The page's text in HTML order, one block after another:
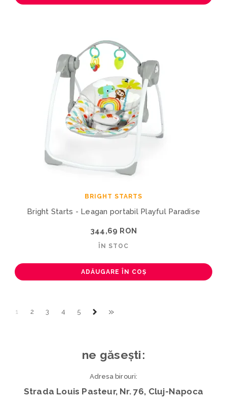
BRIGHT STARTS
Bright Starts - Leagan portabil Playful Paradise
344,69 RON
ÎN STOC
ADĂUGARE ÎN COȘ
1 2 3 4 5 »
ne găsești:
Adresa birouri:
Strada Louis Pasteur, Nr. 76, Cluj-Napoca